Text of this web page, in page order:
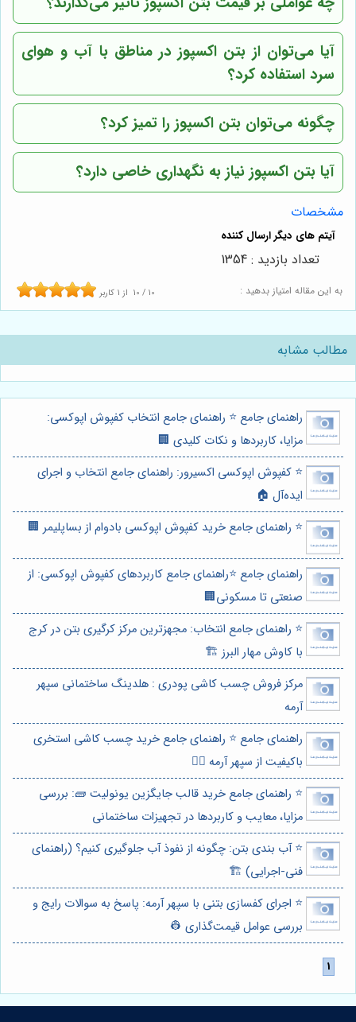
آیا می‌توان از بتن اکسپوز در مناطق با آب و هوای
سرد استفاده کرد؟
چگونه می‌توان بتن اکسپوز را تمیز کرد؟
آیا بتن اکسپوز نیاز به نگهداری خاصی دارد؟
مشخصات
به این مقاله امتیاز بدهید : 10 / 10 از1 کاربر
تعداد بازدید : 1354
مطالب مشابه
راهنمای جامع ⭐️ راهنمای جامع انتخاب کفپوش اپوکسی:
مزایا، کاربردها و نکات کلیدی 🏢
⭐️ کفپوش اپوکسی اکسیرور: راهنمای جامع انتخاب و اجرای
ایده‌آل 🏠
⭐️ راهنمای جامع خرید کفپوش اپوکسی بادوام از بساپلیمر 🏢
راهنمای جامع ⭐️راهنمای جامع کاربردهای کفپوش اپوکسی: از
صنعتی تا مسکونی🏢
⭐️ راهنمای جامع انتخاب: مجهزترین مرکز کرگیری بتن در کرج
با کاوش مهار البرز 🏗️
مرکز فروش چسب كاشی پودری : هلدینگ ساختمانی سپهر
آرمه
راهنمای جامع ⭐️ راهنمای جامع خرید چسب کاشی استخری
باکیفیت از سپهر آرمه 🏊‍♂️
⭐️ راهنمای جامع خرید قالب جایگزین یونولیت 🧱: بررسی
مزایا، معایب و کاربردها در تجهیزات ساختمانی
⭐️ آب بندی بتن: چگونه از نفوذ آب جلوگیری کنیم؟ (راهنمای
فنی-اجرایی) 🏗️
⭐️ اجرای کفسازی بتنی با سپهر آرمه: پاسخ به سوالات رایج و
بررسی عوامل قیمت‌گذاری 👷